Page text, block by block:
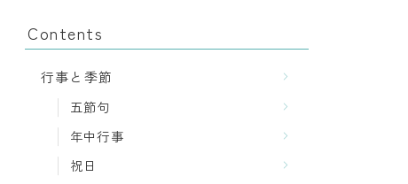
Contents
行事と季節
五節句
年中行事
祝日